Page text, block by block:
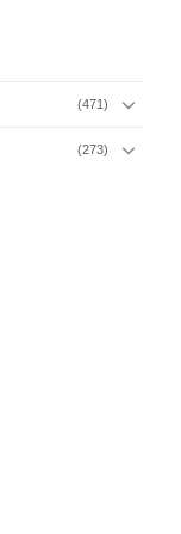
(471)
(273)